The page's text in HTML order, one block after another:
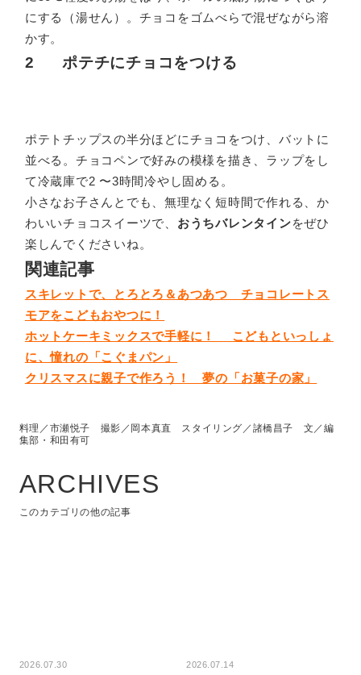
にする（湯せん）。チョコをゴムべらで混ぜながら溶
かす。
2 ポテチにチョコをつける
ポテトチップスの半分ほどにチョコをつけ、バットに
並べる。チョコペンで好みの模様を描き、ラップをし
て冷蔵庫で2 〜3時間冷やし固める。
小さなお子さんとでも、無理なく短時間で作れる、か
わいいチョコスイーツで、 おうちバレンタインをぜひ
楽しんでくださいね。
関連記事
スキレットで、とろとろ＆あつあつ チョコレートス
モアをこどもおやつに！
ホットケーキミックスで手軽に！ こどもといっしょ
に、憧れの「こぐまパン」
クリスマスに親子で作ろう！ 夢の「お菓子の家」
料理／市瀬悦子 撮影／岡本真直 スタイリング／諸橋昌子 文／編
集部・和田有可
ARCHIVES
このカテゴリの他の記事
2026.07.30 2026.07.14